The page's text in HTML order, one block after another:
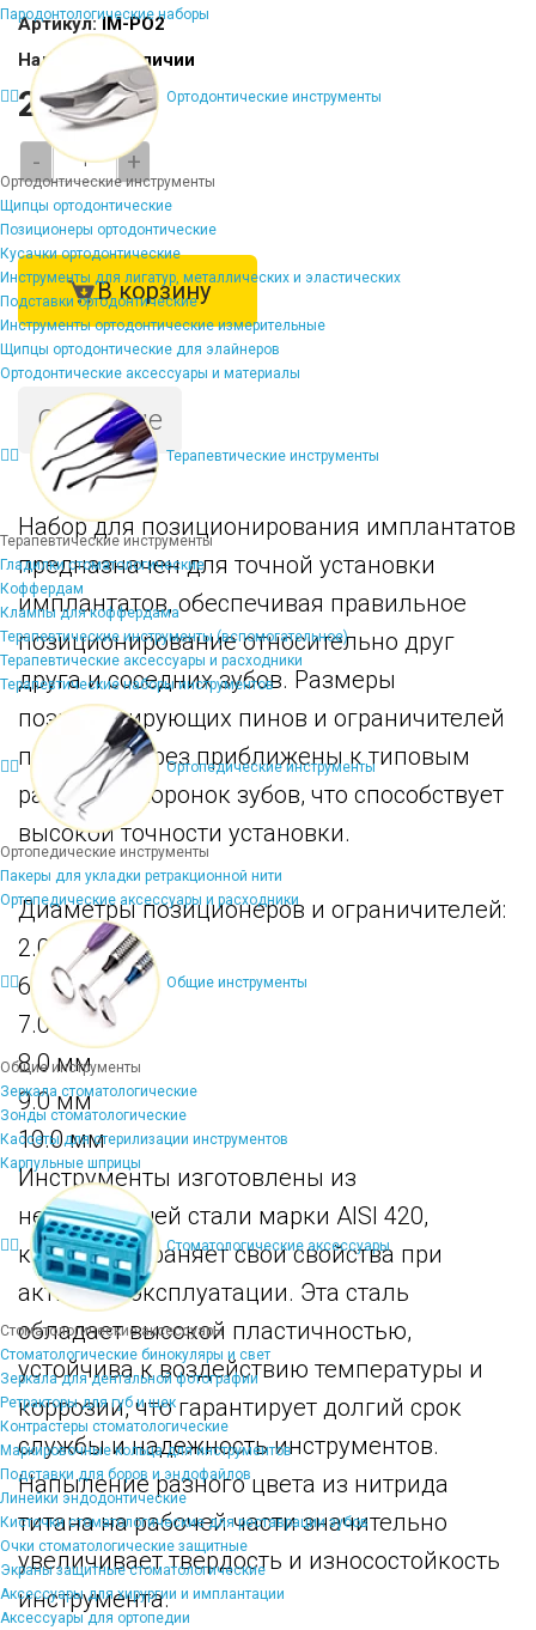
Пародонтологические наборы
Ортодонтические инструменты
Ортодонтические инструменты
Щипцы ортодонтические
Позиционеры ортодонтические
Кусачки ортодонтические
Инструменты для лигатур, металлических и эластических
Подставки ортодонтические
Инструменты ортодонтические измерительные
Щипцы ортодонтические для элайнеров
Ортодонтические аксессуары и материалы
Терапевтические инструменты
Терапевтические инструменты
Гладилки стоматологические
Коффердам
Клампы для коффердама
Терапевтические инструменты (вспомогательное)
Терапевтические аксессуары и расходники
Терапевтические наборы инструментов
Ортопедические инструменты
Ортопедические инструменты
Пакеры для укладки ретракционной нити
Ортопедические аксессуары и расходники
Общие инструменты
Общие инструменты
Зеркала стоматологические
Зонды стоматологические
Кассеты для стерилизации инструментов
Карпульные шприцы
Стоматологические аксессуары
Стоматологические аксессуары
Стоматологические бинокуляры и свет
Зеркала для дентальной фотографии
Ретракторы для губ и щек
Контрастеры стоматологические
Маркировочные кольца для инструментов
Подставки для боров и эндофайлов
Линейки эндодонтические
Кисточки стоматологические для реставрации зубов
Очки стоматологические защитные
Экраны защитные стоматологические
Аксессуары для хирургии и имплантации
Аксессуары для ортопедии
Артикул:IM-PO2
Наличие:
В наличии
21511 ₽
- +
В корзину
Описание
Набор для позиционирования имплантатов
предназначен для точной установки
имплантатов, обеспечивая правильное
позиционирование относительно друг
друга и соседних зубов. Размеры
позиционирующих пинов и ограничителей
пилотных фрез приближены к типовым
размерам коронок зубов, что способствует
высокой точности установки.
Диаметры позиционеров и ограничителей:
2.0 мм
6.0 мм
7.0 мм
8.0 мм
9.0 мм
10.0 мм
Инструменты изготовлены из
нержавеющей стали марки AISI 420,
которая сохраняет свои свойства при
активной эксплуатации. Эта сталь
обладает высокой пластичностью,
устойчива к воздействию температуры и
коррозии, что гарантирует долгий срок
службы и надежность инструментов.
Напыление разного цвета из нитрида
титана на рабочей части значительно
увеличивает твердость и износостойкость
инструмента.